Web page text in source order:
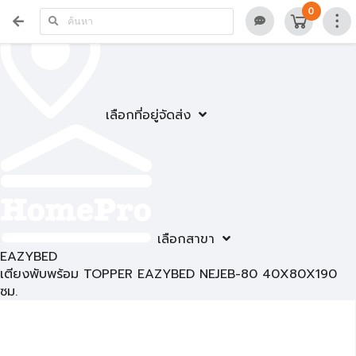
เลือกที่อยู่จัดส่ง
เลือกสาขา
0
EAZYBED
เตียงพับพร้อม TOPPER EAZYBED NEJEB-80 40X80X190
ซม.